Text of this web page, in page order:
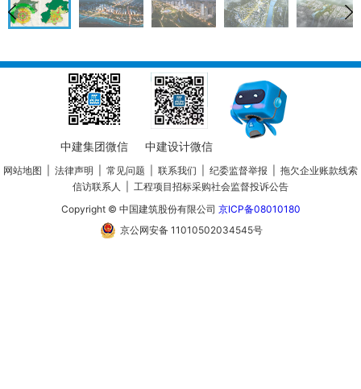
中建集团微信 中建设计微信
网站地图 法律声明 常见问题 联系我们 纪委监督举报
拖欠企业账款线索
信访联系人
工程项目招标采购社会监督投诉公告
Copyright © 中国建筑股份有限公司 京ICP备08010180
京公网安备 11010502034545号